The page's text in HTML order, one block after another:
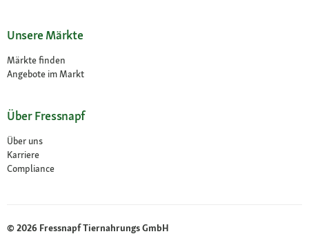
Unsere Märkte
Märkte finden
Angebote im Markt
Über Fressnapf
Über uns
Karriere
Compliance
© 2026 Fressnapf Tiernahrungs GmbH